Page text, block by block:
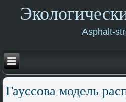
Asphalt-
Гауссова модель